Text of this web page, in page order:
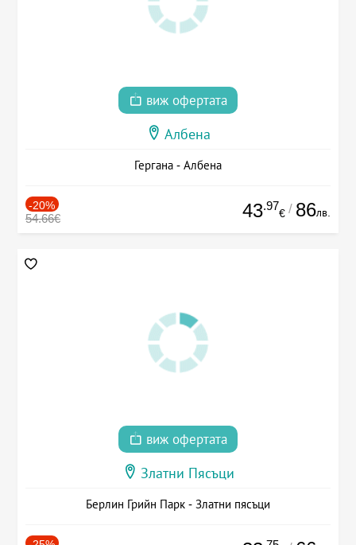
виж офертата
Албена
Гергана - Албена
-20%
54.66€ 43.97
€ / 86лв.
виж офертата
Златни Пясъци
Берлин Грийн Парк - Златни пясъци